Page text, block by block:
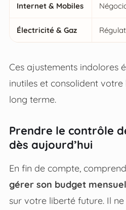
Internet & Mobiles
Électricité & Gaz
Ces ajustements indolores
inutiles et consolident
long terme.
Prendre le contrôle
dès aujourd’hui
En fin de compte,
gérer son budget mensuel
sur votre liberté future. Il ne